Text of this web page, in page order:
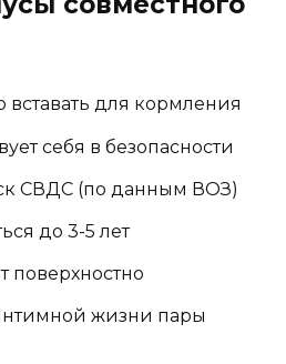
для кормления
себя в безопасности
СВДС (по данным ВОЗ)
до 3-5 лет
поверхностно
жизни пары